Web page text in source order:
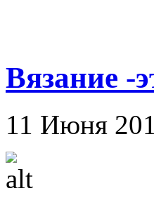
Вязание -
11 Июня